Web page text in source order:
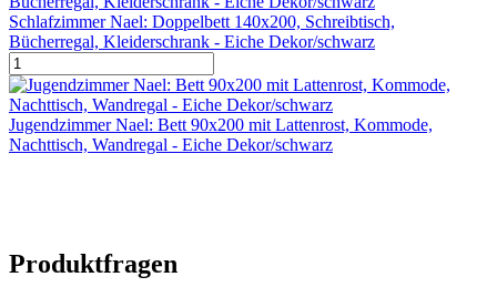
Schlafzimmer Nael: Doppelbett 140x200, Schreibtisch,
Bücherregal, Kleiderschrank - Eiche Dekor/schwarz
Jugendzimmer Nael: Bett 90x200 mit Lattenrost, Kommode,
Nachttisch, Wandregal - Eiche Dekor/schwarz
Produktfragen